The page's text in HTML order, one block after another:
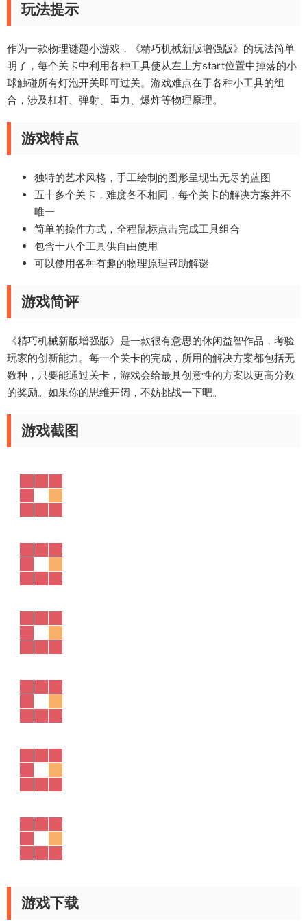
玩法提示
作为一款物理谜题小游戏，《精巧机械新版增强版》的玩法简单
明了，每个关卡中利用各种工具使从左上方start位置中掉落的小
球触碰所有灯泡开关即可过关。游戏难点在于各种小工具的组
合，涉及杠杆、弹射、重力、爆炸等物理原理。
游戏特点
独特的艺术风格，手工绘制的图形呈现出无尽的蓝图
五十多个关卡，难度各不相同，每个关卡的解决方案并不
唯一
简单的操作方式，全程鼠标点击完成工具组合
包含十八个工具供自由使用
可以使用各种有趣的物理原理帮助解谜
游戏简评
《精巧机械新版增强版》是一款很有意思的休闲益智作品，考验
玩家的创新能力。每一个关卡的完成，所用的解决方案都包括无
数种，只要能通过关卡，游戏会给最具创意性的方案以更高分数
的奖励。如果你的思维开阔，不妨挑战一下吧。
游戏截图
游戏下载